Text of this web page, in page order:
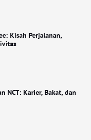
Kisah Perjalanan,
NCT: Karier, Bakat, dan